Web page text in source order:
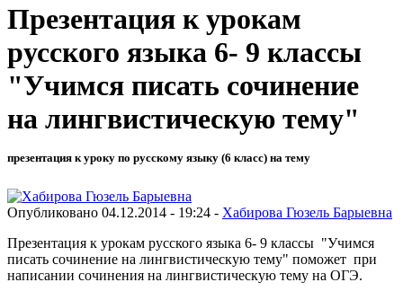
Презентация к урокам
русского языка 6- 9 классы
"Учимся писать сочинение
на лингвистическую тему"
презентация к уроку по русскому языку (6 класс) на тему
Опубликовано 04.12.2014 - 19:24 - Хабирова Гюзель Барыевна
Презентация к урокам русского языка 6- 9 классы "Учимся
писать сочинение на лингвистическую тему" поможет при
написании сочинения на лингвистическую тему на ОГЭ.